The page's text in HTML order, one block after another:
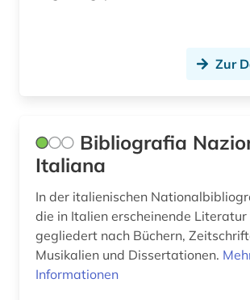
Zur
Bibliografia
Italiana
In der italienischen
die in Italien erscheinende Literatur
gegliedert nach Büchern,
Musikalien und Dissertationen.
Informationen